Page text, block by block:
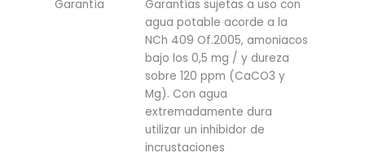
Garantía
Garantías sujetas a uso con
agua potable acorde a la
NCh 409 Of.2005, amoniacos
bajo los 0,5 mg / y dureza
sobre 120 ppm (CaCO3 y
Mg). Con agua
extremadamente dura
utilizar un inhibidor de
incrustaciones